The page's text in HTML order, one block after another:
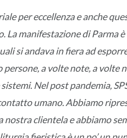
per eccellenza e anche
manifestazione di Parma
si andava in fiera ad
a volte note, a volte
Nel post pandemia,
umano. Abbiamo
nostra clientela e abbiamo